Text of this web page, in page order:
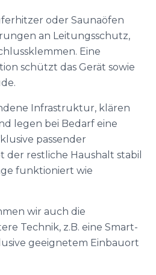
oder Saunaöfen
an Leitungsschutz,
Eine
schützt das Gerät sowie
Infrastruktur, klären
legen bei Bedarf eine
passender
der restliche Haushalt stabil
funktioniert wie
wir auch die
Technik, z.B. eine Smart-
geeignetem Einbauort